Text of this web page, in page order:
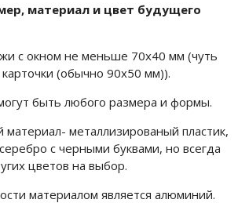
материал и цвет будущего
с окном не меньше 70х40 мм (чуть
(обычно 90х50 мм)).
быть любого размера и формы.
металлизированый пластик,
с черными буквами, но всегда
цветов на выбор.
материалом является алюминий.